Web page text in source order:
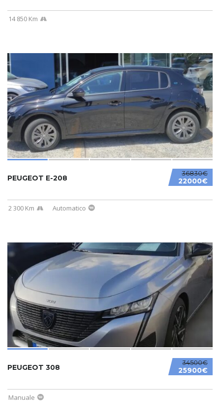
14 850 Km
36830€
22000€
PEUGEOT E-208
2 300 Km Automatico
34500€
25900€
PEUGEOT 308
Manuale